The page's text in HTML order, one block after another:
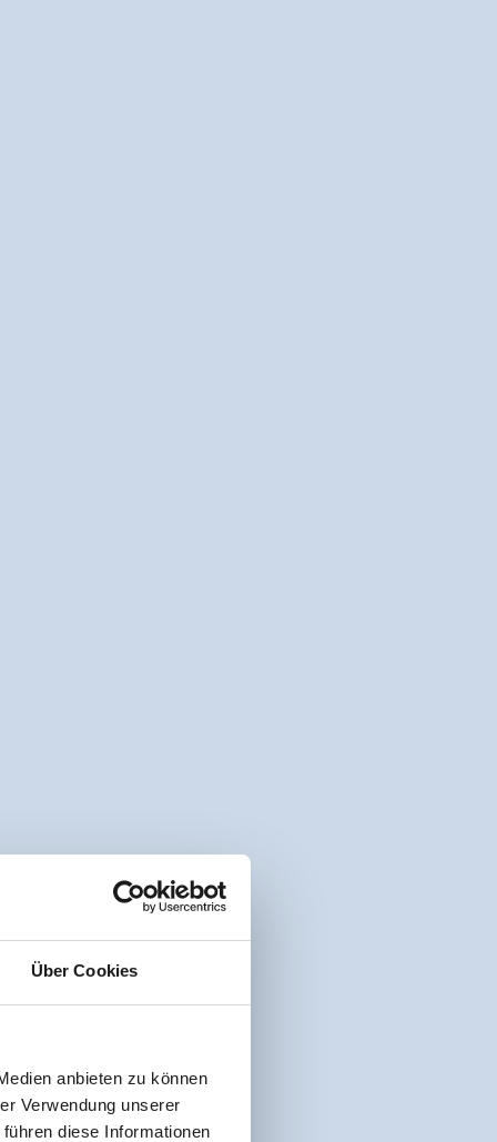
Über Cookies
anbieten zu können
Verwendung unserer
diese Informationen